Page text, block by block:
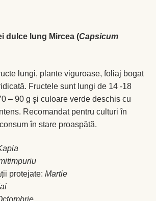
dulce lung Mircea (Capsicum
lungi, plante viguroase, foliaj bogat
Fructele sunt lungi de 14 -18
– 90 g şi culoare verde deschis cu
Recomandat pentru culturi în
în stare proaspătă.
protejate: Martie